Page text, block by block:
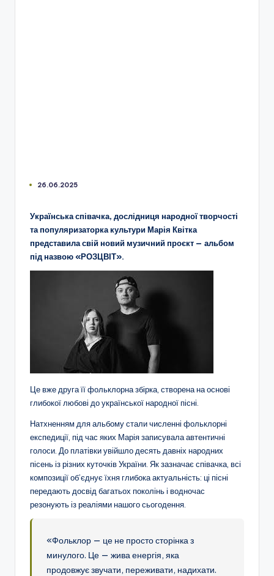
26.06.2025
Українська співачка, дослідниця народної творчості
та популяризаторка культури Марія Квітка
представила свій новий музичний проєкт — альбом
під назвою «РОЗЦВІТ».
Це вже друга її фольклорна збірка, створена на основі
глибокої любові до української народної пісні.
Натхненням для альбому стали численні фольклорні
експедиції, під час яких Марія записувала автентичні
голоси. До платівки увійшло десять давніх народних
пісень із різних куточків України. Як зазначає співачка, всі
композиції об’єднує їхня глибока актуальність: ці пісні
передають досвід багатьох поколінь і водночас
резонують із реаліями нашого сьогодення.
«Фольклор — це не просто сторінка з
минулого. Це — жива енергія, яка
продовжує звучати, переживати, надихати.